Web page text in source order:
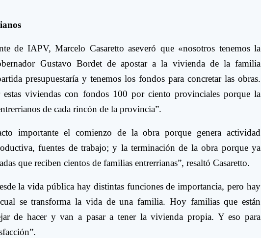
de IAPV, Marcelo Casaretto aseveró que «nosotros tenemos la
Gustavo Bordet de apostar a la vivienda de la familia
presupuestaría y tenemos los fondos para concretar las obras.
viviendas con fondos 100 por ciento provinciales porque la
de cada rincón de la provincia”.
importante el comienzo de la obra porque genera actividad
fuentes de trabajo; y la terminación de la obra porque ya
que reciben cientos de familias entrerrianas”, resaltó Casaretto.
la vida pública hay distintas funciones de importancia, pero hay
se transforma la vida de una familia. Hoy familias que están
de hacer y van a pasar a tener la vivienda propia. Y eso para